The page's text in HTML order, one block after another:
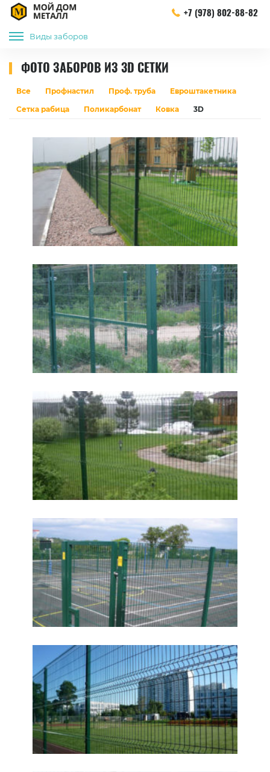
+7 (978) 802-88-82
Виды заборов
ФОТО ЗАБОРОВ ИЗ 3D СЕТКИ
Все Профнастил Проф. труба
Евроштакетника
Сетка рабица
Поликарбонат Ковка 3D